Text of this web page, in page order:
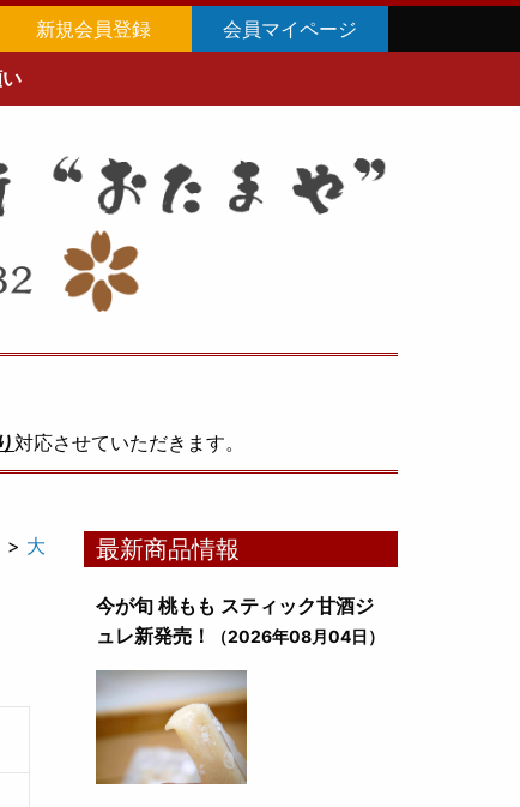
新規会員登録 会員マイページ
対応させていただきます。
> 大
最新商品情報
今が旬 桃もも スティック甘酒ジ
ュレ新発売！
（2026年08月04日）